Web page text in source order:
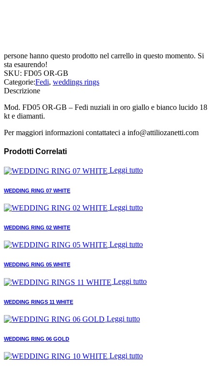
persone hanno questo prodotto nel carrello in questo momento. Si
sta esaurendo!
SKU: FD05 OR-GB
Categorie:Fedi, weddings rings
Descrizione
Mod. FD05 OR-GB – Fedi nuziali in oro giallo e bianco lucido 18
kt e diamanti.
Per maggiori informazioni contattateci a info@attiliozanetti.com
Prodotti Correlati
Leggi tutto
WEDDING RING 07 WHITE
Leggi tutto
WEDDING RING 02 WHITE
Leggi tutto
WEDDING RING 05 WHITE
Leggi tutto
WEDDING RINGS 11 WHITE
Leggi tutto
WEDDING RING 06 GOLD
Leggi tutto